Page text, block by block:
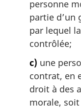
personne
partie d’un
par lequel
contrôlée;
c) une
contrat, en
droit à des
morale,